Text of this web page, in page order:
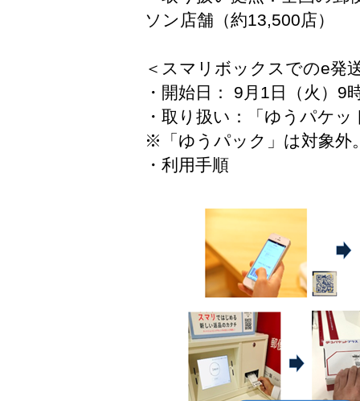
ソン店舗（約13,500店）
＜スマリボックスでのe発
・開始日： 9月1日（火）9
・取り扱い：「ゆうパケ
※「ゆうパック」は対象外
・利用手順